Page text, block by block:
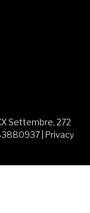
Settembre, 272
| Privacy